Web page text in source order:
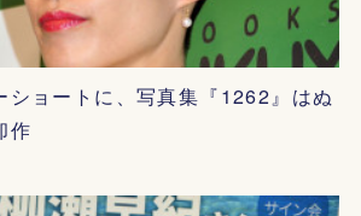
ショートに、写真集『1262』はぬ
作